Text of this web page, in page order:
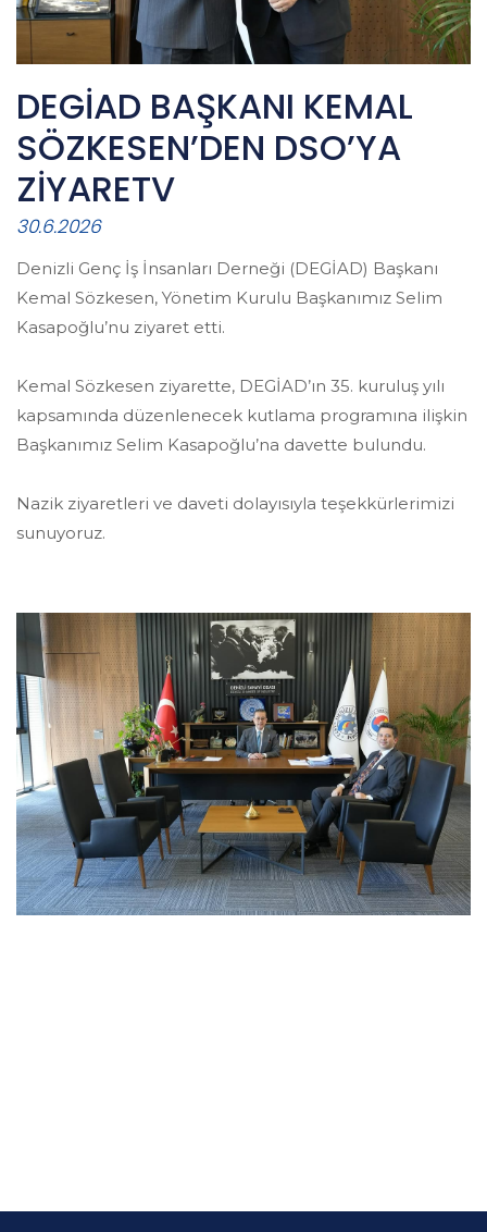
DEGİAD BAŞKANI KEMAL
SÖZKESEN’DEN DSO’YA
ZİYARETV
30.6.2026
Denizli Genç İş İnsanları Derneği (DEGİAD) Başkanı
Kemal Sözkesen, Yönetim Kurulu Başkanımız Selim
Kasapoğlu’nu ziyaret etti.
Kemal Sözkesen ziyarette, DEGİAD’ın 35. kuruluş yılı
kapsamında düzenlenecek kutlama programına ilişkin
Başkanımız Selim Kasapoğlu’na davette bulundu.
Nazik ziyaretleri ve daveti dolayısıyla teşekkürlerimizi
sunuyoruz.